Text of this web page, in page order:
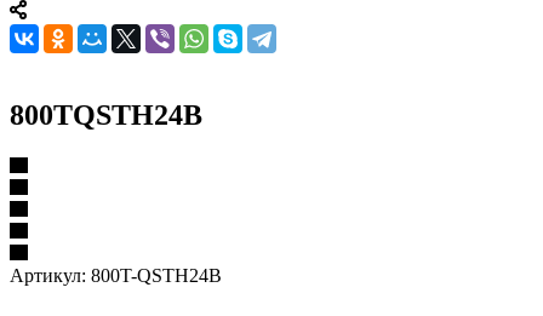
800TQSTH24B
Артикул: 800T-QSTH24B